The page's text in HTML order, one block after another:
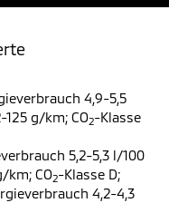
4,9-5,5
125 g/km; CO2-Klasse
5,2-5,3 l/100
km; CO2-Klasse D;
4,2-4,3